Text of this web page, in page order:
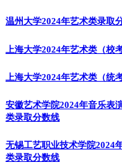
温州大学2024年艺术类录取
上海大学2024年艺术类（校
上海大学2024年艺术类（统
安徽艺术学院2024年音乐表
类录取分数线
无锡工艺职业技术学院2024
类录取分数线